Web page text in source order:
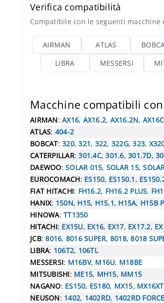
Verifica compatibilità
Compatibile con le seguenti macchine
AIRMAN ATLAS
LIBRA
MESSERSI
Macchine compatibili
AIRMAN: AX16, AX16.2, AX16.2N,
ATLAS: 404-2
BOBCAT: 320,321, 322, 322G,323,
CATERPILLAR:301.4C,301.6, 301.7D,
DAEWOO: SOLAR 015, SOLAR 15,
EUROCOMACH: ES150, ES150.1 ,
FIAT HITACHI: FH16.2, FH16.2 PLUS,
HANIX: 150N, H15, H15.1, H15A, H15B
HINOWA: TT1350
HITACHI: EX15U, EX16, EX17, EX17.2,
JCB:8016, 8016 SUPER, 8018,8018
LIBRA: 106T2, 106TL
MESSERSI: M16BV, M16U, M18BE
MITSUBISHI: ME15, MH15, MM15
NAGANO: ES150, ES180, MX15, MX16XT
NEUSON: 1402, 1402RD, 1402RD FORCE